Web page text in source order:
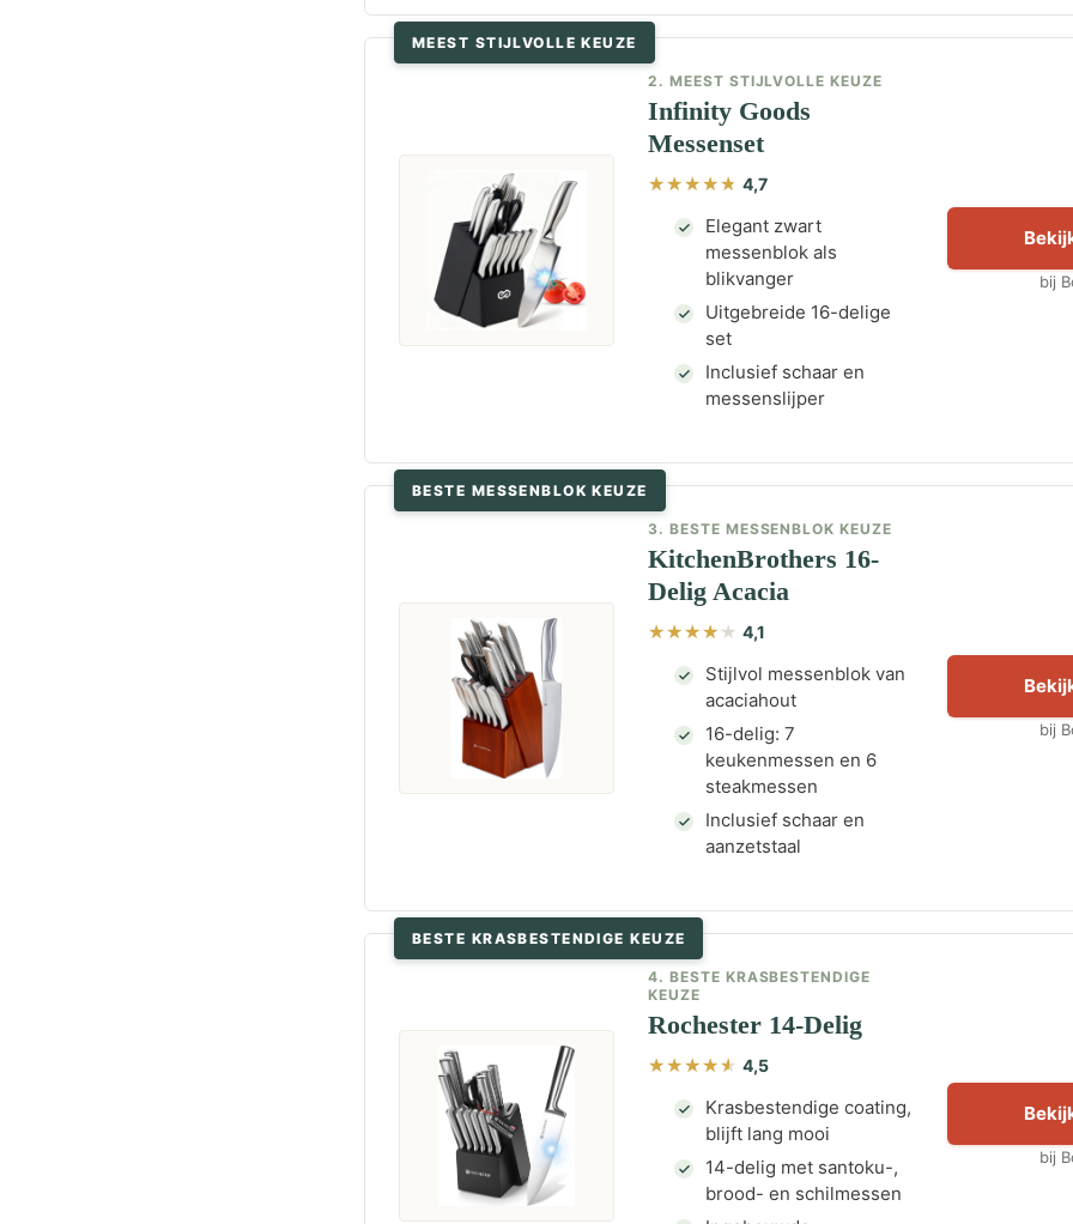
MEEST STIJLVOLLE KEUZE
2. MEEST STIJLVOLLE KEUZE
Infinity Goods
Messenset
4,7
Elegant zwart
messenblok als
blikvanger
Uitgebreide 16-delige
set
Inclusief schaar en
messenslijper
bij
BESTE MESSENBLOK KEUZE
3. BESTE MESSENBLOK KEUZE
KitchenBrothers 16-
Delig Acacia
4,1
Stijlvol messenblok van
acaciahout
16-delig: 7
keukenmessen en 6
steakmessen
Inclusief schaar en
aanzetstaal
bij
BESTE KRASBESTENDIGE KEUZE
4. BESTE KRASBESTENDIGE
KEUZE
Rochester 14-Delig
4,5
Krasbestendige coating,
blijft lang mooi
14-delig met santoku-,
brood- en schilmessen
bij